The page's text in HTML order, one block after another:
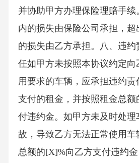
并协助甲方办理保险理赔手续
内的损失由保险公司承担，超
的损失由乙方承担。八、违
任如甲方未按照本协议约定向
用要求的车辆，应承担违约责
支付的租金，并按照租金总
付违约金。如甲方未及时处理
故，导致乙方无法正常使用车
总额的[X]%向乙方支付违约